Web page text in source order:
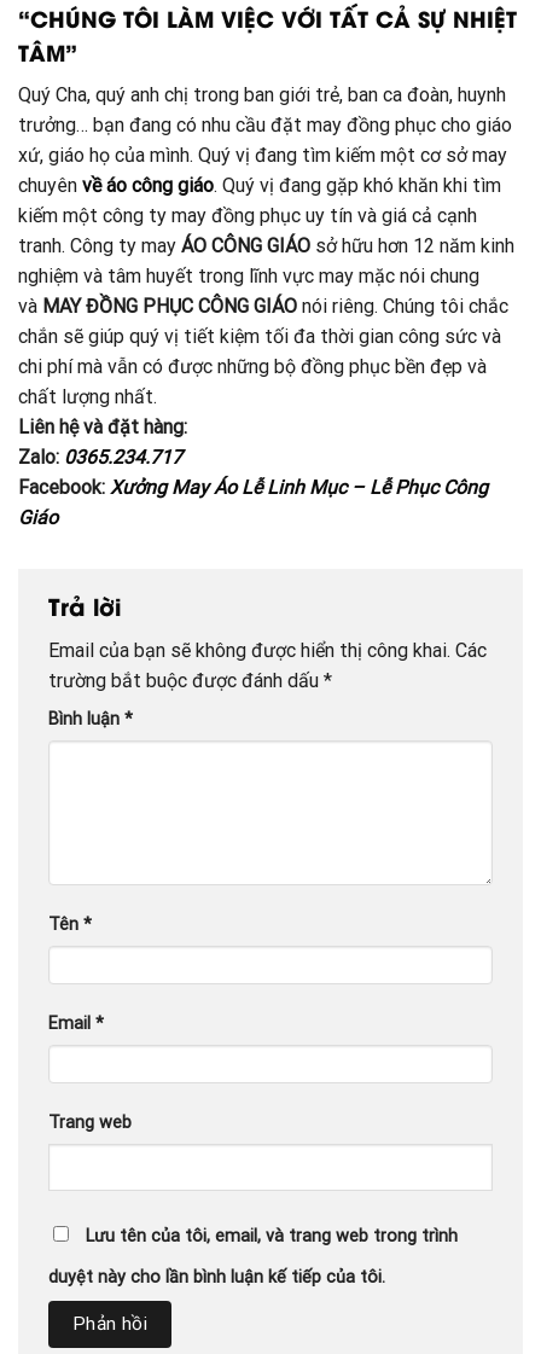
“CHÚNG TÔI LÀM VIỆC VỚI TẤT CẢ SỰ NHIỆT
TÂM”
Quý Cha, quý anh chị trong ban giới trẻ, ban ca đoàn, huynh
trưởng… bạn đang có nhu cầu đặt may đồng phục cho giáo
xứ, giáo họ của mình. Quý vị đang tìm kiếm một cơ sở may
chuyên về áo công giáo. Quý vị đang gặp khó khăn khi tìm
kiếm một công ty may đồng phục uy tín và giá cả cạnh
tranh. Công ty may ÁO CÔNG GIÁO sở hữu hơn 12 năm kinh
nghiệm và tâm huyết trong lĩnh vực may mặc nói chung
và MAY ĐỒNG PHỤC CÔNG GIÁO nói riêng. Chúng tôi chắc
chắn sẽ giúp quý vị tiết kiệm tối đa thời gian công sức và
chi phí mà vẫn có được những bộ đồng phục bền đẹp và
chất lượng nhất.
Liên hệ và đặt hàng:
Zalo: 0365.234.717
Facebook: Xưởng May Áo Lễ Linh Mục – Lễ Phục Công
Giáo
Trả lời
Email của bạn sẽ không được hiển thị công khai. Các
trường bắt buộc được đánh dấu *
Bình luận *
Tên *
Email *
Trang web
Lưu tên của tôi, email, và trang web trong trình
duyệt này cho lần bình luận kế tiếp của tôi.